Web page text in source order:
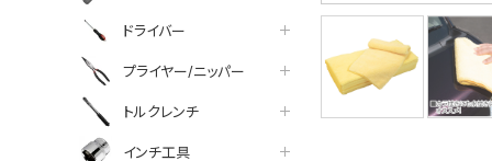
ドライバー
プライヤー/ニッパー
トルクレンチ
インチ工具
facebook
line